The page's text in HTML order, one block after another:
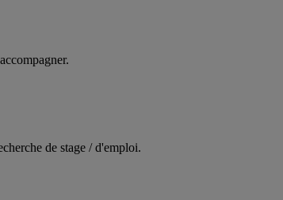
de stage / d'emploi.